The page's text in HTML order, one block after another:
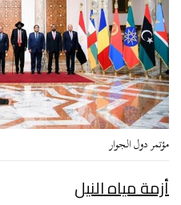
مؤتمر دول الجوار
أزمة مياه النيل